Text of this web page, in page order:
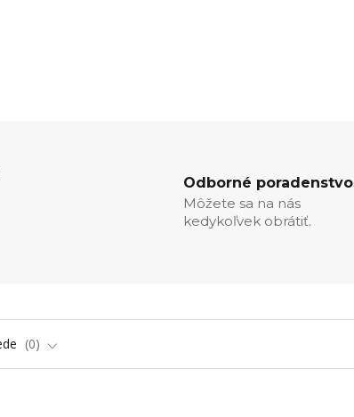
Odborné poradenstvo
Môžete sa na nás
kedykoľvek obrátiť.
0